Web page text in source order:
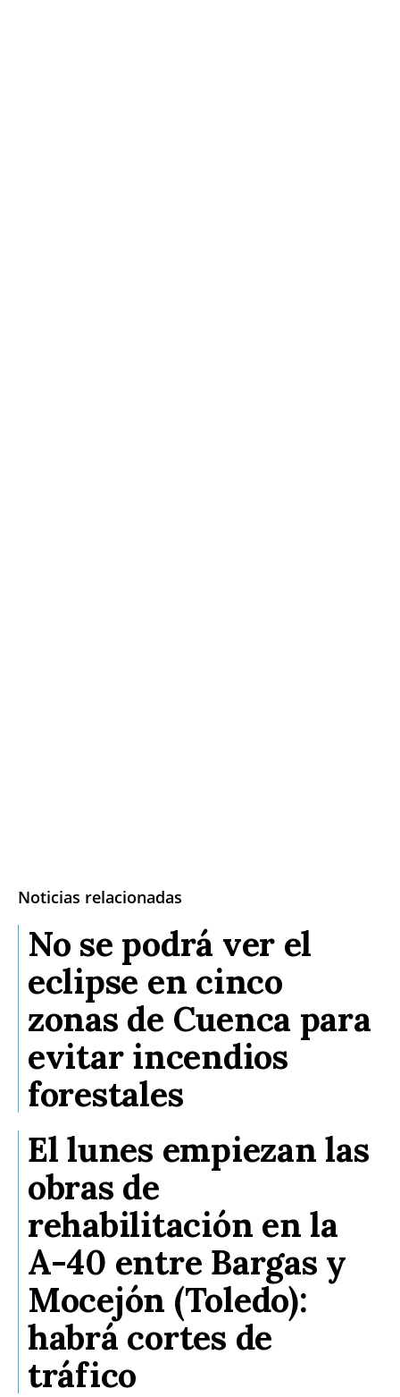
Noticias relacionadas
No se podrá ver el
eclipse en cinco
zonas de Cuenca para
evitar incendios
forestales
El lunes empiezan las
obras de
rehabilitación en la
A-40 entre Bargas y
Mocejón (Toledo):
habrá cortes de
tráfico